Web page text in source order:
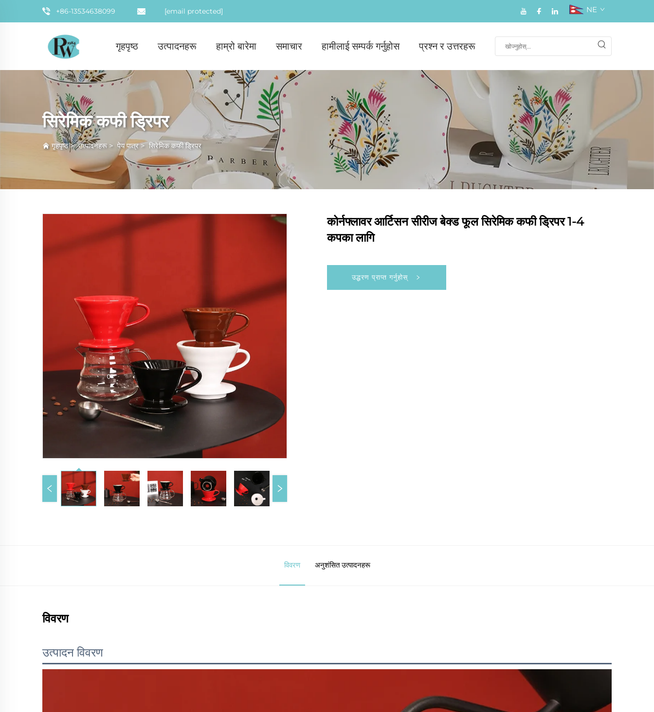
+86-13534638099 [email protected] NE
गृहपृष्ठ उत्पादनहरू हाम्रो बारेमा समाचार हामीलाई सम्पर्क गर्नुहोस प्रश्न र उत्तरहरू
सिरेमिक कफी ड्रिपर
गृहपृष्ठ>उत्पादनहरू> पेय पात्र>सिरेमिक कफी ड्रिपर
कोर्नफ्लावर आर्टिसन सीरीज बेक्ड फूल सिरेमिक कफी ड्रिपर 1-4
कपका लागि
उद्धरण प्राप्त गर्नुहोस्
विवरण अनुशंसित उत्पादनहरू
विवरण
उत्पादन विवरण